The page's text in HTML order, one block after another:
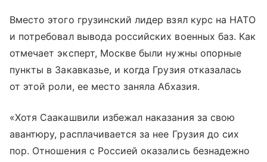
Вместо этого грузинский лидер взял курс на НАТО
и потребовал вывода российских военных баз. Как
отмечает эксперт, Москве были нужны опорные
пункты в Закавказье, и когда Грузия отказалась
от этой роли, ее место заняла Абхазия.
«Хотя Саакашвили избежал наказания за свою
авантюру, расплачивается за нее Грузия до сих
пор. Отношения с Россией оказались безнадежно